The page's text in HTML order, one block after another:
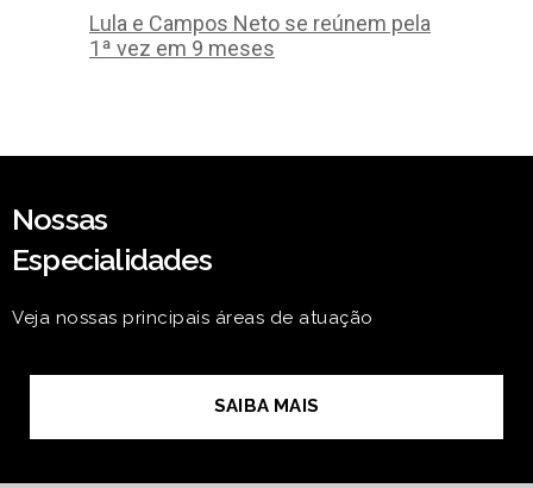
Lula e Campos Neto se reúnem pela
1ª vez em 9 meses
Nossas
Especialidades
Veja nossas principais áreas de atuação
SAIBA MAIS